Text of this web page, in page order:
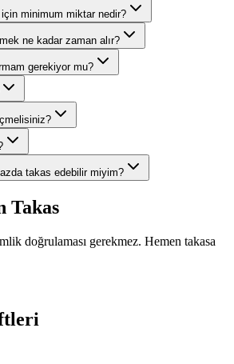
minimum miktar nedir?
ne kadar zaman alır?
gerekiyor mu?
takas edebilir miyim?
Takas
doğrulaması gerekmez. Hemen takasa